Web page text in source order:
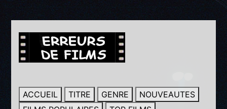
ACCUEIL TITRE GENRE
NOUVEAUTES